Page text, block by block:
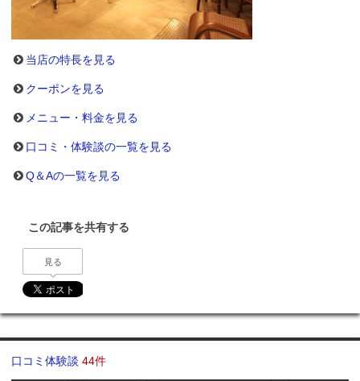
当店の特長を見る
クーポンを見る
メニュー・料金を見る
口コミ・体験談の一覧を見る
Q＆Aの一覧を見る
この記事を共有する
見る
口コミ体験談 44件